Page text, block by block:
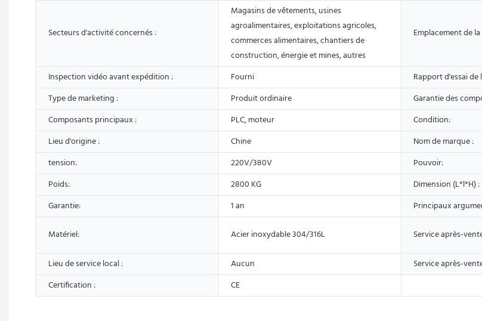
Secteurs d'activité concernés :
Magasins de vêtements, usines
agroalimentaires, exploitations agricoles,
commerces alimentaires, chantiers de
construction, énergie et mines, autres
Emplacement de
Inspection vidéo avant expédition : Fourni Rapport d'essai de
Type de marketing :
Produit ordinaire Garantie des
Composants principaux :
PLC, moteur Condition:
Lieu d'origine :
Chine Nom de marque :
tension:
220V/380V Pouvoir:
Poids:
2800 KG Dimension (L*l*H) :
Garantie:
1 an Principaux
Matériel: Acier inoxydable 304/316L Service après-
Lieu de service local :
Aucun Service après-
Certification :
CE